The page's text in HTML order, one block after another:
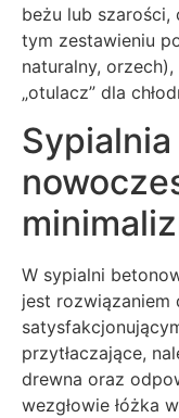
beżu lub szarości,
tym zestawieniu
naturalny,
„otulacz” dla
W sypialni
jest rozwiązaniem
przytłaczające,
drewna oraz
wezgłowie łóżka